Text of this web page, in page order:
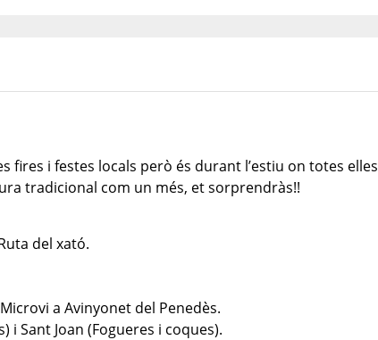
fires i festes locals però és durant l’estiu on totes elles
tradicional com un més, et sorprendràs!!
del xató.
a Avinyonet del Penedès.
i Sant Joan (Fogueres i coques).